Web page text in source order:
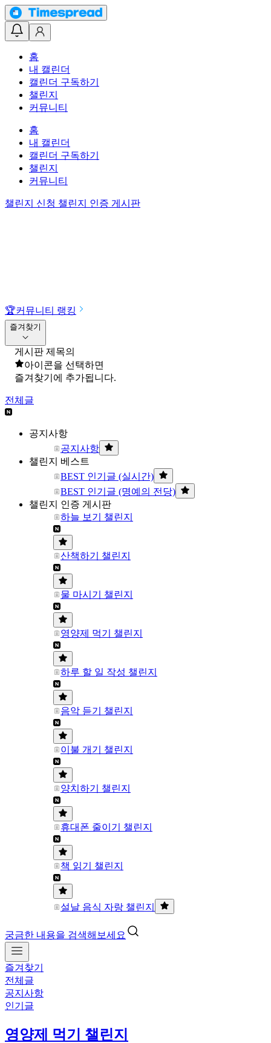
홈
내 캘린더
캘린더 구독하기
챌린지
커뮤니티
홈
내 캘린더
캘린더 구독하기
챌린지
커뮤니티
챌린지 신청 챌린지 인증 게시판
🏆커뮤니티 랭킹
즐겨찾기
게시판 제목의
아이콘을 선택하면
즐겨찾기에 추가됩니다.
전체글
공지사항
공지사항
챌린지 베스트
BEST 인기글 (실시간)
BEST 인기글 (명예의 전당)
챌린지 인증 게시판
하늘 보기 챌린지
산책하기 챌린지
물 마시기 챌린지
영양제 먹기 챌린지
하루 할 일 작성 챌린지
음악 듣기 챌린지
이불 개기 챌린지
양치하기 챌린지
휴대폰 줄이기 챌린지
책 읽기 챌린지
설날 음식 자랑 챌린지
궁금한 내용을 검색해보세요
즐겨찾기
전체글
공지사항
인기글
영양제 먹기 챌린지